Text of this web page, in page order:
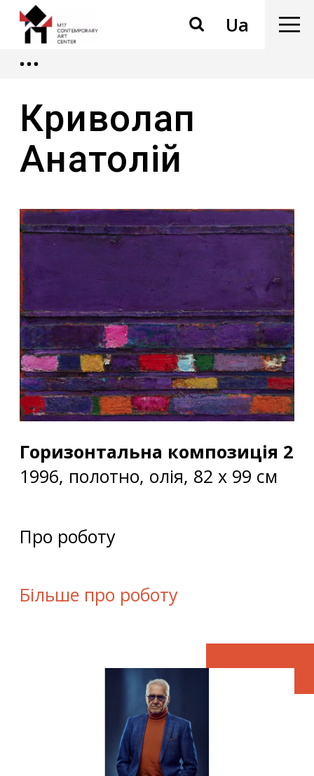
Ua
Криволап
Анатолій
Горизонтальна композиція 2
1996, полотно, олія, 82 х 99 см
Про роботу
Більше про роботу